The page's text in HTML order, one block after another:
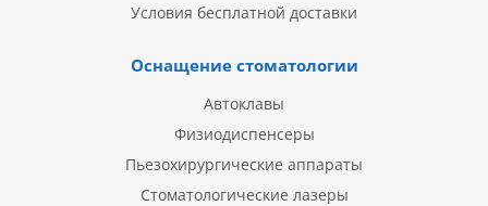
Условия бесплатной доставки
Оснащение стоматологии
Автоклавы
Физиодиспенсеры
Пьезохирургические аппараты
Стоматологические лазеры